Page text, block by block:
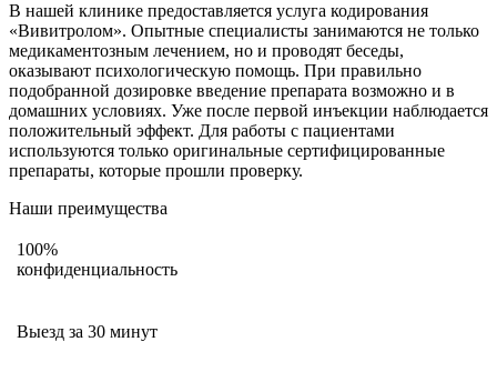
В нашей клинике предоставляется услуга кодирования
«Вивитролом». Опытные специалисты занимаются не только
медикаментозным лечением, но и проводят беседы,
оказывают психологическую помощь. При правильно
подобранной дозировке введение препарата возможно и в
домашних условиях. Уже после первой инъекции наблюдается
положительный эффект. Для работы с пациентами
используются только оригинальные сертифицированные
препараты, которые прошли проверку.
Наши преимущества
100%
конфиденциальность
Выезд за 30 минут